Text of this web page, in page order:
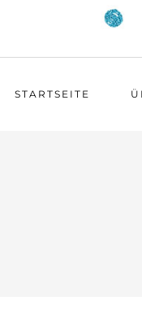
STARTSEITE